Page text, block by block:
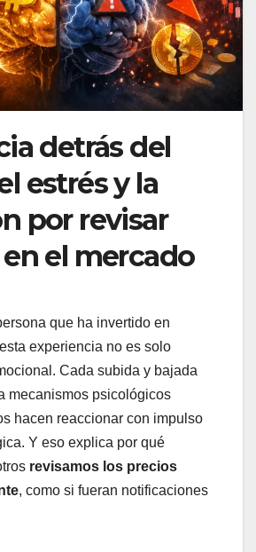
detrás del
estrés y la
por revisar
el mercado
que ha invertido en
experiencia no es solo
Cada subida y bajada
mecanismos psicológicos
hacen reaccionar con impulso
Y eso explica por qué
revisamos los precios
, como si fueran notificaciones